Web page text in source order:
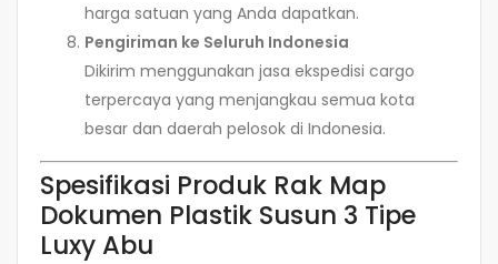
harga satuan yang Anda dapatkan.
Pengiriman ke Seluruh Indonesia
Dikirim menggunakan jasa ekspedisi cargo
terpercaya yang menjangkau semua kota
besar dan daerah pelosok di Indonesia.
Spesifikasi Produk Rak Map
Dokumen Plastik Susun 3 Tipe
Luxy Abu